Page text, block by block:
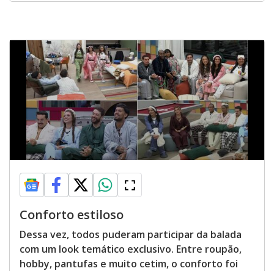
Conforto estiloso
Dessa vez, todos puderam participar da balada
com um look temático exclusivo. Entre roupão,
hobby, pantufas e muito cetim, o conforto foi